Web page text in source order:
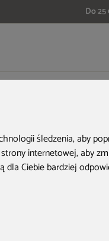
śledzenia, aby
internetowej,aby
dla Ciebie bardziej
Do